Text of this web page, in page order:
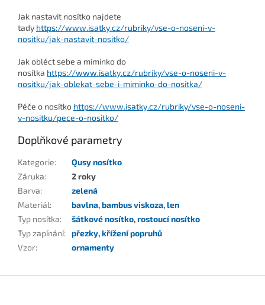
Jak nastavit nosítko najdete
tady https://www.isatky.cz/rubriky/vse-o-noseni-v-
nositku/jak-nastavit-nositko/
Jak obléct sebe a miminko do
nosítka https://www.isatky.cz/rubriky/vse-o-noseni-v-
nositku/jak-oblekat-sebe-i-miminko-do-nositka/
Péče o nosítko https://www.isatky.cz/rubriky/vse-o-noseni-
v-nositku/pece-o-nositko/
Doplňkové parametry
Kategorie:
Qusy nosítko
Záruka:
2 roky
Barva:
zelená
Materiál: bavlna,bambus viskoza,len
Typ nosítka: šátkové nosítko,rostoucí nosítko
Typ zapínání: přezky,křížení popruhů
Vzor: ornamenty